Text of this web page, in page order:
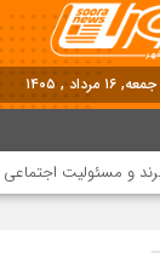
مرداد , ۱۴۰۵
مسئولیت اجتماعی